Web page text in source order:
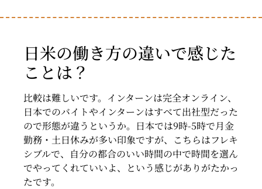
日米の働き方の違いで感じた
ことは？
比較は難しいです。インターンは完全オンライン、
日本でのバイトやインターンはすべて出社型だった
ので形態が違うというか。日本では9時-5時で月金
勤務・土日休みが多い印象ですが、こちらはフレキ
シブルで、自分の都合のいい時間の中で時間を選ん
でやってくれていいよ、という感じがありがたかっ
たです。